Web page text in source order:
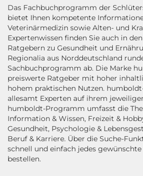
Das Fachbuchprogramm der
bietet Ihnen kompetente
Veterinärmedizin sowie Alten- und
Expertenwissen finden Sie auch in
Ratgebern zu Gesundheit und
Regionalia aus Norddeutschland
Sachbuchprogramm ab. Die Marke
preiswerte Ratgeber mit hoher
hohem praktischen Nutzen.
allesamt Experten auf ihrem
humboldt-Programm umfasst die
Information & Wissen, Freizeit &
Gesundheit, Psychologie &
Beruf & Karriere. Über die Suche-
schnell und einfach jedes
bestellen.